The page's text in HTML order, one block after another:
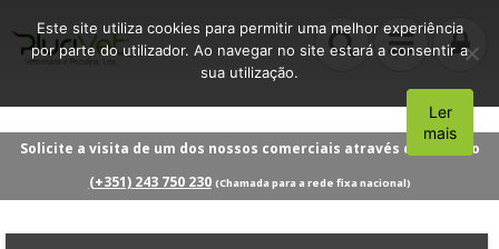
Solicite a visita de um dos nossos comerciais através do número
(+351) 243 750 230 (Chamada para a rede fixa nacional)
Este site utiliza cookies para permitir uma melhor experiência
por parte do utilizador. Ao navegar no site estará a consentir a
sua utilização.
Aceito
Ler
mais